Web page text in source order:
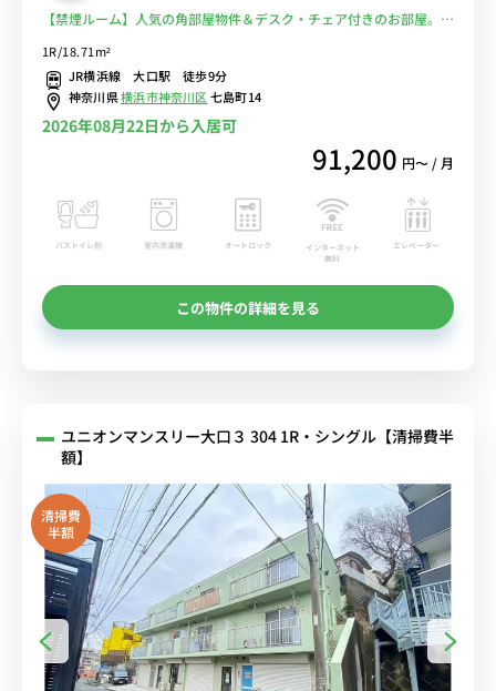
【禁煙ルーム】人気の角部屋物件＆デスク・チェア付きのお部屋。大
クセス可能■選べるWi-Fi格安レンタル中！
1R/18.71m²
JR横浜線 大口駅 徒歩9分
神奈川県横浜市神奈川区七島町14
2026年08月22日から入居可
91,200 円〜 / 月
バストイレ別 室内洗濯機 オートロック
インターネット
無料
エレベーター
この物件の詳細を見る
ユニオンマンスリー大口３ 304 1R・シングル【清掃費半
額】
清掃費
半額